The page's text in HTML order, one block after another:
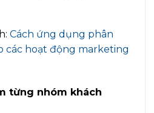
Cách ứng dụng phân
các hoạt động marketing
từng nhóm khách